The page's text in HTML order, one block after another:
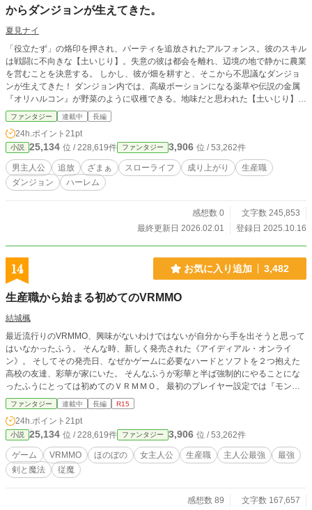
からダンジョンが生えてきた。
夏見ナイ
「役立たず」の烙印を押され、パーティを追放されたアルフォンス。彼のスキル
は戦闘に不向きな【土いじり】。失意の彼は都会を離れ、辺境の地で静かに農業
を営むことを決意する。 しかし、彼が畑を耕すと、そこから不思議なダンジョ
ンが生えてきた！ ダンジョン内では、高級ポーションになる薬草や伝説の金属
『オリハルコン』が野菜のように収穫できる。地味だと思われた【土いじり】
は、実はこの『農園ダンジョン』を育てる唯一無二のチートスキルだったのだ。
噂を聞きつけ集まる仲間たち。エルフの美少女、ドワーフの天才鍛冶師……。気
づけば彼の農園は豊かな村へ、そして難攻不落の要塞国家へと発展していく。
一方、彼を追放したパーティは没落の一途を辿り……。 これは、追放された男
が最強の生産職として仲間と共に理想郷を築き上げる、農業スローライフ＆建国
ファンタジー！
ファンタジー 連載中 長編
24h.ポイント 21pt
小説 25,134 位 / 228,619件 ファンタジー 3,906 位 / 53,262件
男主人公 追放 ざまぁ スローライフ 成り上がり
生産職
ダンジョン
ハーレム
感想数 0
文字数 245,853
最終更新日 2026.02.01
登録日 2025.10.16
14 お気に入り追加 3,482
生産職から始まる初めてのVRMMO
結城楓
最近流行りのVRMMO、興味がないわけではないが自分から手を出そうと思って
はいなかったふう。 そんな時、新しく発売された《アイディアル・オンライ
ン》。 そしてその発売日、なぜかゲームに必要なハードとソフトを２つ抱えた
高校の友達、彩華が家にいた。 そんなふうが彩華と半ば強制的にやることにな
ったふうにとっては初めてのＶＲＭＭＯ。 最初のプレイヤー設定では『モンス
ターと戦うのが怖い』という理由から生産職などの能力を選択したところから物
語は始まる。 最初はやらざるを得ない状況だったフウが、いつしか面白いと思
うようになり自ら率先してゲームをするようになる。 そんなフウが贈るのんび
りほのぼのと周りを巻き込み成長していく生産職から始まる初めてのVRMMOの
物語。
ファンタジー 連載中 長編 R15
24h.ポイント 21pt
小説 25,134 位 / 228,619件 ファンタジー 3,906 位 / 53,262件
ゲーム VRMMO ほのぼの 女主人公 生産職 主人公最強
最強
剣と魔法
従魔
感想数 89 文字数 167,657